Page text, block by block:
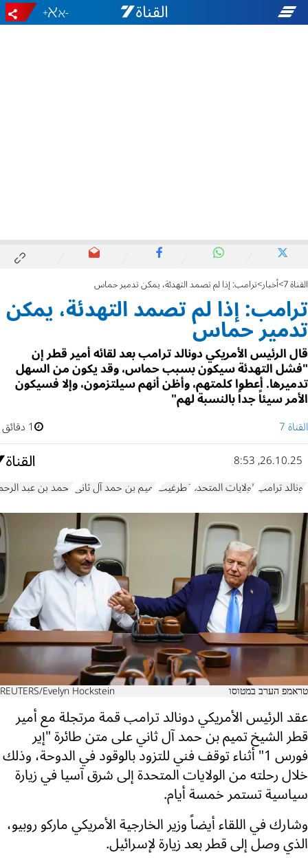
-
+
القناة 7 أخبار ترامب: إذا لم تصمد التهدئة، يمكن تدمير حماس
ترامب: إذا لم تصمد التهدئة، يمكن
تدمير حماس
قال الرئيس الأمريكي دونالد ترامب بعد لقائه أمير قطر إن
"فشل التهدئة سيكون بسبب حماس، وقد يكون من السهل
تدميرها. أعطوا كلمتهم، وأظن أنهم سيلتزمون، وإلا فسيكون
الأمر سيئاً جداً بالنسبة لهم"
القناة 7
1 دقائق
26.10.25, 8:53
دونالد ترامب الولايات المتحدةقطرغيتتميم بن حمد آل ثاني محمد بن عبد
טראמפ הערב במטוסו REUTERS/Evelyn Hockstein
عقد الرئيس الأمريكي دونالد ترامب قمة مرتجلة مع أمير
قطر الشيخ تميم بن حمد آل ثاني على متن طائرة "إير
فورس 1" أثناء توقف فني للتزود بالوقود في الدوحة، وذلك
خلال رحلته من الولايات المتحدة إلى شرق آسيا في زيارة
سياسية تستمر خمسة أيام.
وشارك في اللقاء أيضاً وزير الخارجية الأمريكي ماركو روبيو،
الذي وصل إلى قطر بعد زيارة لإسرائيل.